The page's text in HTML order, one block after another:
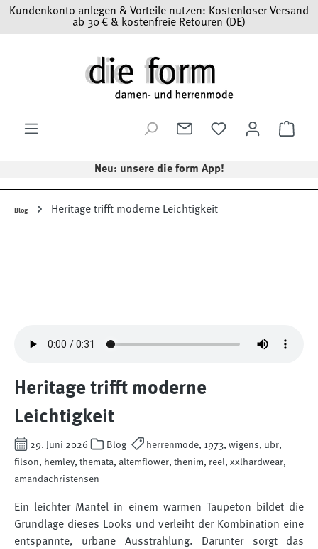
Zum Hauptinhalt springen
Kundenkonto anlegen & Vorteile nutzen: Kostenloser Versand
ab 30 € & kostenfreie Retouren (DE)
Neu: unsere die form App!
Blog Heritage trifft moderne Leichtigkeit
Heritage trifft moderne
Leichtigkeit
29. Juni 2026 Blog
herrenmode, 1973, wigens, ubr,
filson, hemley, themata, altemflower, thenim, reel, xxlhardwear,
amandachristensen
Ein leichter Mantel in einem warmen Taupeton bildet die
Grundlage dieses Looks und verleiht der Kombination eine
entspannte, urbane Ausstrahlung. Darunter sorgt das